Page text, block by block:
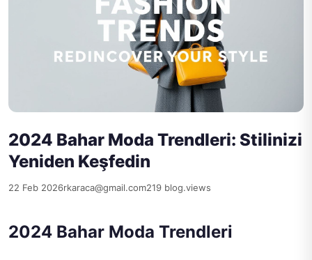
2024 Bahar Moda Trendleri: Stilinizi
Yeniden Keşfedin
22 Feb 2026rkaraca@gmail.com219 blog.views
2024 Bahar Moda Trendleri